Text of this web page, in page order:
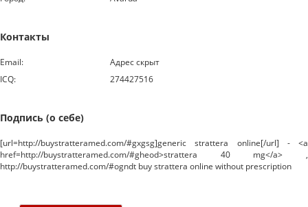
Контакты
Email:
Адрес скрыт
ICQ:
274427516
Подпись (о себе)
[url=http://buystratteramed.com/#gxgsg]generic strattera online[/url] - <a
href=http://buystratteramed.com/#gheod>strattera 40 mg</a> ,
http://buystratteramed.com/#ogndt buy strattera online without prescription